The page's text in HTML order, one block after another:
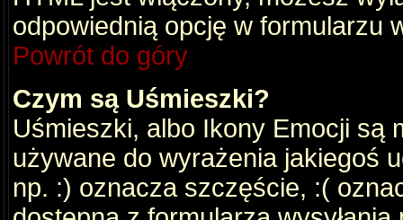
odpowiednią opcję w formularzu
Powrót do góry
Czym są Uśmieszki?
Uśmieszki, albo Ikony Emocji są
używane do wyrażenia jakiegoś
np. :) oznacza szczęście, :(